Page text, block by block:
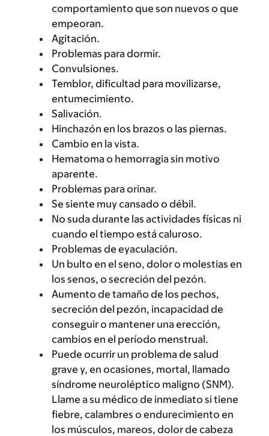
comportamiento que son nuevos o que
empeoran.
Agitación.
Problemas para dormir.
Convulsiones.
Temblor, dificultad para movilizarse,
entumecimiento.
Salivación.
Hinchazón en los brazos o las piernas.
Cambio en la vista.
Hematoma o hemorragia sin motivo
aparente.
Problemas para orinar.
Se siente muy cansado o débil.
No suda durante las actividades físicas ni
cuando el tiempo está caluroso.
Problemas de eyaculación.
Un bulto en el seno, dolor o molestias en
los senos, o secreción del pezón.
Aumento de tamaño de los pechos,
secreción del pezón, incapacidad de
conseguir o mantener una erección,
cambios en el período menstrual.
Puede ocurrir un problema de salud
grave y, en ocasiones, mortal, llamado
síndrome neuroléptico maligno (SNM).
Llame a su médico de inmediato si tiene
fiebre, calambres o endurecimiento en
los músculos, mareos, dolor de cabeza